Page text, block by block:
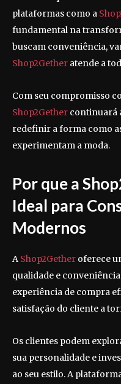
plataformas como a
fundamental na
buscam conveniência,
Shop2Gether atende a
Com seu compromisso
Shop2Gether continuará
redefinir a forma como
experimentam a moda.
Por que a
Ideal para
Modernos
A Shop2Gether oferece
qualidade e
experiência de compra
satisfação do cliente a
Os clientes podem
sua personalidade e
ao seu estilo. A